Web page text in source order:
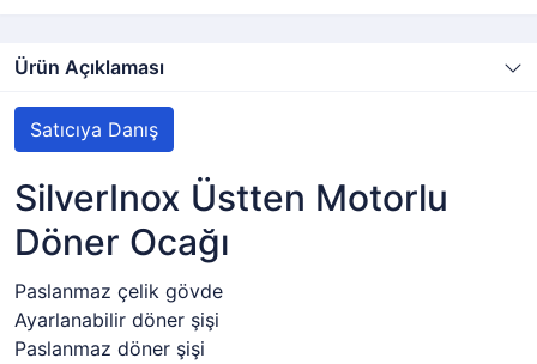
Ürün Açıklaması
Satıcıya Danış
SilverInox Üstten Motorlu
Döner Ocağı
Paslanmaz çelik gövde
Ayarlanabilir döner şişi
Paslanmaz döner şişi